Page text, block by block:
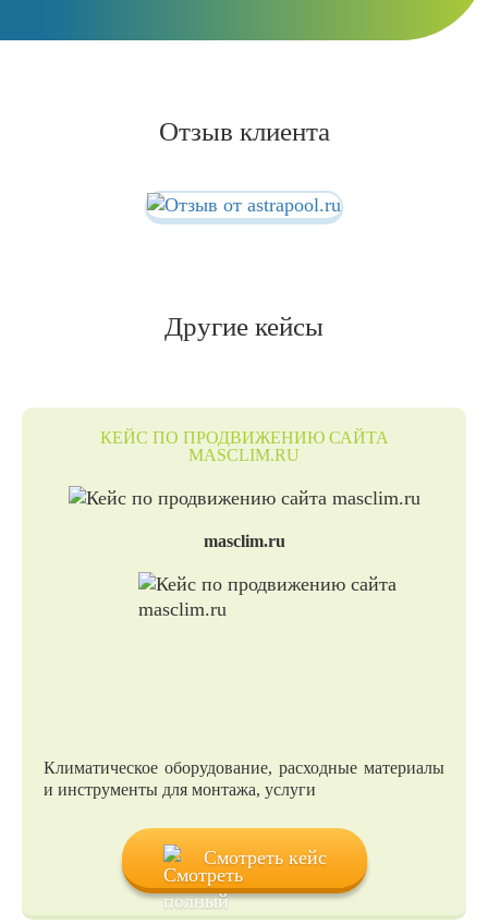
Отзыв клиента
Другие кейсы
КЕЙС ПО ПРОДВИЖЕНИЮ САЙТА
MASCLIM.RU
masclim.ru
Климатическое оборудование, расходные материалы
и инструменты для монтажа, услуги
Смотреть кейс